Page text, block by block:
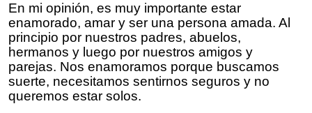
En mi opinión, es muy importante estar
enamorado, amar y ser una persona amada. Al
principio por nuestros padres, abuelos,
hermanos y luego por nuestros amigos y
parejas. Nos enamoramos porque buscamos
suerte, necesitamos sentirnos seguros y no
queremos estar solos.